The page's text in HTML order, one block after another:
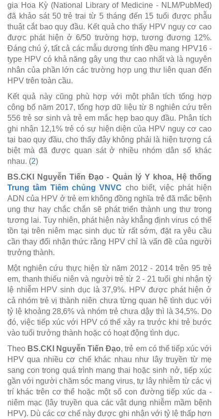
gia Hoa Kỳ (National Library of Medicine - NLM/PubMed)
đã khảo sát 50 trẻ trai từ 5 tháng đến 15 tuổi được phẫu
thuật cắt bao quy đầu. Kết quả cho thấy HPV nguy cơ cao
được phát hiện ở 6/50 trường hợp, tương đương 12%.
Đáng chú ý, tất cả các mẫu dương tính đều mang HPV16 -
type HPV có khả năng gây ung thư cao nhất và là nguyên
nhân của phần lớn các trường hợp ung thư liên quan đến
HPV trên toàn cầu.
Kết quả này cũng phù hợp với một phân tích tổng hợp
công bố năm 2017, tổng hợp dữ liệu từ 8 nghiên cứu trên
556 trẻ sơ sinh và trẻ em mắc hẹp bao quy đầu. Phân tích
ghi nhận 12,1% trẻ có sự hiện diện của HPV nguy cơ cao
tại bao quy đầu, cho thấy đây không phải là hiện tượng cá
biệt mà đã được quan sát ở nhiều nhóm dân số khác
nhau. (2)
BS.CKI Nguyễn Tiến Đạo - Quản lý Y khoa, Hệ thống
Trung tâm Tiêm chủng VNVC cho biết, việc phát hiện
ADN của HPV ở trẻ em không đồng nghĩa trẻ đã mắc bệnh
ung thư hay chắc chắn sẽ phát triển thành ung thư trong
tương lai. Tuy nhiên, phát hiện này khẳng định virus có thể
tồn tại trên niêm mạc sinh dục từ rất sớm, đặt ra yêu cầu
cần thay đổi nhận thức rằng HPV chỉ là vấn đề của người
trưởng thành.
Một nghiên cứu thực hiện từ năm 2012 - 2014 trên 95 trẻ
em, thanh thiếu niên và người trẻ từ 2 - 21 tuổi ghi nhận tỷ
lệ nhiễm HPV sinh dục là 37,9%. HPV được phát hiện ở
cả nhóm trẻ vị thành niên chưa từng quan hệ tình dục với
tỷ lệ khoảng 28,6% và nhóm trẻ chưa dậy thì là 34,5%. Do
đó, việc tiếp xúc với HPV có thể xảy ra trước khi trẻ bước
vào tuổi trưởng thành hoặc có hoạt động tình dục.
Theo BS.CKI Nguyễn Tiến Đạo, trẻ em có thể tiếp xúc với
HPV qua nhiều cơ chế khác nhau như lây truyền từ mẹ
sang con trong quá trình mang thai hoặc sinh nở, tiếp xúc
gần với người chăm sóc mang virus, tự lây nhiễm từ các vị
trí khác trên cơ thể hoặc một số con đường tiếp xúc da -
niêm mạc (lây truyền qua các vật dụng nhiễm mầm bệnh
HPV). Dù các cơ chế này được ghi nhận với tỷ lệ thấp hơn